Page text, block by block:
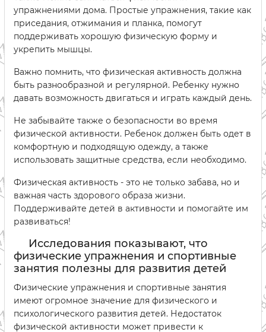
упражнениями дома. Простые упражнения, такие как
приседания, отжимания и планка, помогут
поддерживать хорошую физическую форму и
укрепить мышцы.
Важно помнить, что физическая активность должна
быть разнообразной и регулярной. Ребенку нужно
давать возможность двигаться и играть каждый день.
Не забывайте также о безопасности во время
физической активности. Ребенок должен быть одет в
комфортную и подходящую одежду, а также
использовать защитные средства, если необходимо.
Физическая активность - это не только забава, но и
важная часть здорового образа жизни.
Поддерживайте детей в активности и помогайте им
развиваться!
Исследования показывают, что
физические упражнения и спортивные
занятия полезны для развития детей
Физические упражнения и спортивные занятия
имеют огромное значение для физического и
психологического развития детей. Недостаток
физической активности может привести к